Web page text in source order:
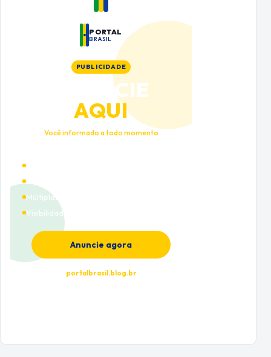
PORTAL
BRASIL
PUBLICIDADE
ANUNCIE
AQUI
Você informado a todo momento
Múltiplas categorias
Visibilidade premium
Anuncie agora
portalbrasil.blog.br